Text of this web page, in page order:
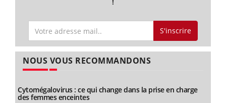
S'inscrire
NOUS VOUS RECOMMANDONS
Cytomégalovirus : ce qui change dans la prise en charge
des femmes enceintes